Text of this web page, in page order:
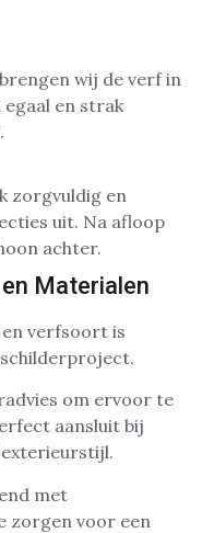
wij de verf in
egaal en strak
zorgvuldig en
uit. Na afloop
achter.
Materialen
verfsoort is
om ervoor te
aansluit bij
met
zorgen voor een